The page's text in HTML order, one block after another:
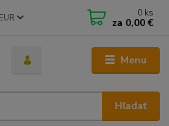
Menu
EUR
Hľadať
0 ks
za 0,00 €